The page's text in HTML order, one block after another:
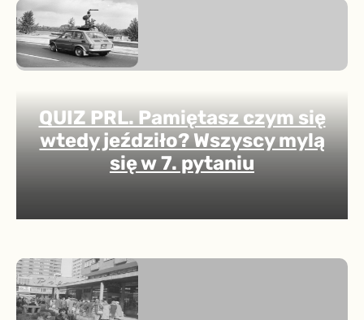
QUIZ PRL. Pamiętasz czym się
wtedy jeździło? Wszyscy mylą
się w 7. pytaniu